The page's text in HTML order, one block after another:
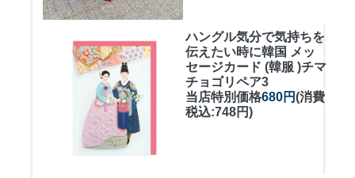
ハングル気分で気持ちを
伝えたい時に韓国 メッ
セージカード (韓服 )チマ
チョゴリペア3
当店特別価格680円(消費
税込:748円)